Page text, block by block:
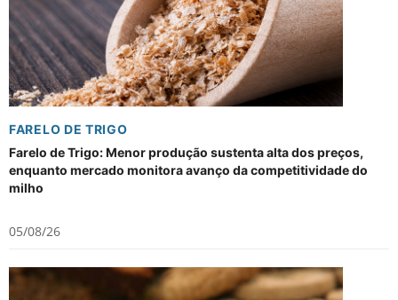
FARELO DE TRIGO
Farelo de Trigo: Menor produção sustenta alta dos preços,
enquanto mercado monitora avanço da competitividade do
milho
05/08/26